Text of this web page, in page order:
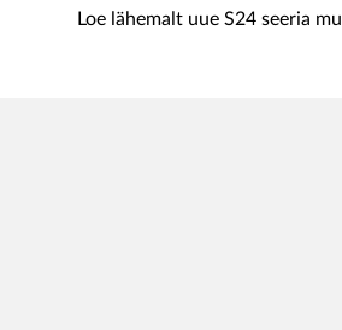
Loe lähemalt uue S24 seeria